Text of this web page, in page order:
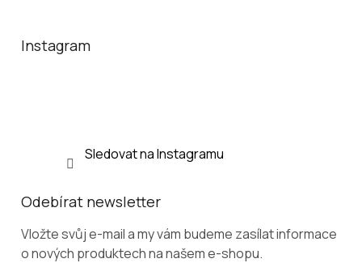
Instagram
Sledovat na Instagramu
Odebírat newsletter
Vložte svůj e-mail a my vám budeme zasílat informace
o nových produktech na našem e-shopu.